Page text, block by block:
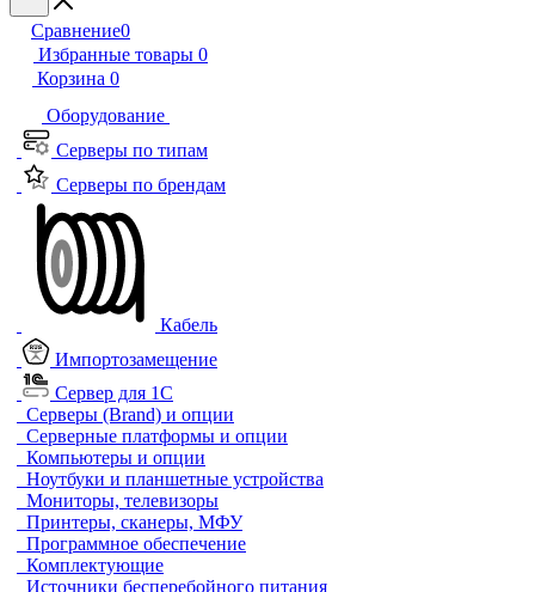
Сравнение0
Избранные товары 0
Корзина 0
Оборудование
Серверы по типам
Серверы по брендам
Кабель
Импортозамещение
Сервер для 1С
Серверы (Brand) и опции
Серверные платформы и опции
Компьютеры и опции
Ноутбуки и планшетные устройства
Мониторы, телевизоры
Принтеры, сканеры, МФУ
Программное обеспечение
Комплектующие
Источники бесперебойного питания